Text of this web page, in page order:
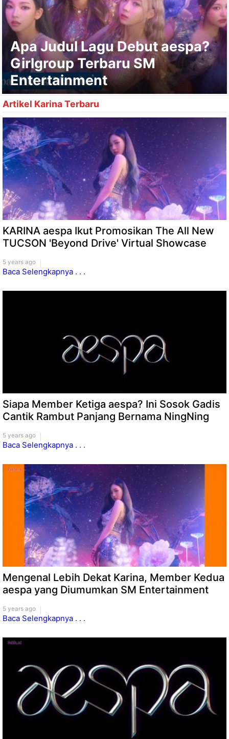
Apa Judul Lagu Debut aespa?
Girlgroup Terbaru SM
Entertainment
Artikel Karina Terbaru
KARINA aespa Ikut Promosikan The All New
TUCSON 'Beyond Drive' Virtual Showcase
5 years ago
Baca Selengkapnya . . .
Siapa Member Ketiga aespa? Ini Sosok Gadis
Cantik Rambut Panjang Bernama NingNing
5 years ago
Baca Selengkapnya . . .
Mengenal Lebih Dekat Karina, Member Kedua
aespa yang Diumumkan SM Entertainment
5 years ago
Baca Selengkapnya . . .